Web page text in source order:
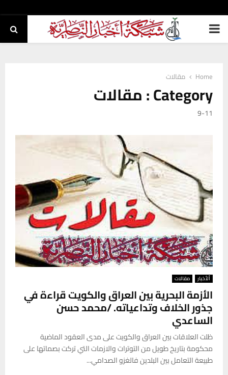
PRIMARY
Home مقالات
Category : مقالات
9-11
ألأخبار مقالات
الأزمة البحرية بين العراق والكويت قراءة في
جذور الخلاف وتداعياته. /محمد حسن
الساعدي
ظلت العلاقات بين العراق والكويت على مدى العقود الماضية
محكومة بتاريخ طويل من التوترات والازمات التي تركت بصماتها على
طبيعة التعامل بين البلدين فالغزو الصدامي...